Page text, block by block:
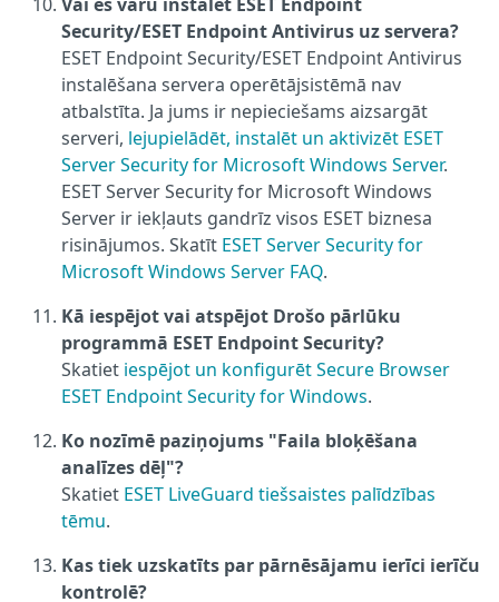
Security/ESET Endpoint Antivirus uz servera?
ESET Endpoint Security/ESET Endpoint Antivirus
instalēšana servera operētājsistēmā nav
atbalstīta. Ja jums ir nepieciešams aizsargāt
serveri, lejupielādēt, instalēt un aktivizēt ESET
Server Security for Microsoft Windows Server.
ESET Server Security for Microsoft Windows
Server ir iekļauts gandrīz visos ESET biznesa
risinājumos. Skatīt ESET Server Security for
Microsoft Windows Server FAQ.
Kā iespējot vai atspējot Drošo pārlūku
programmā ESET Endpoint Security?
Skatiet iespējot un konfigurēt Secure Browser
ESET Endpoint Security for Windows.
Ko nozīmē paziņojums "Faila bloķēšana
analīzes dēļ"?
Skatiet ESET LiveGuard tiešsaistes palīdzības
tēmu.
Kas tiek uzskatīts par pārnēsājamu ierīci ierīču
kontrolē?